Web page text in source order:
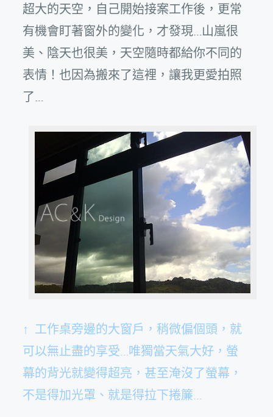
超大的天空，自己開始接案工作後，更常
有機會盯著窗外的變化，才發現…山嵐很
美、陰天也很美，天空隨時都給你不同的
表情！也因為搬來了這裡，讓我更愛拍照
了…
↑ 工作桌旁邊的大窗戶，稍微偏個頭，就
可以無止盡的享受…唯獨當天氣大好，螢
幕的背光就變得超亮，甚至淹沒了螢幕，
不是得加光罩、就是得拉下捲簾…